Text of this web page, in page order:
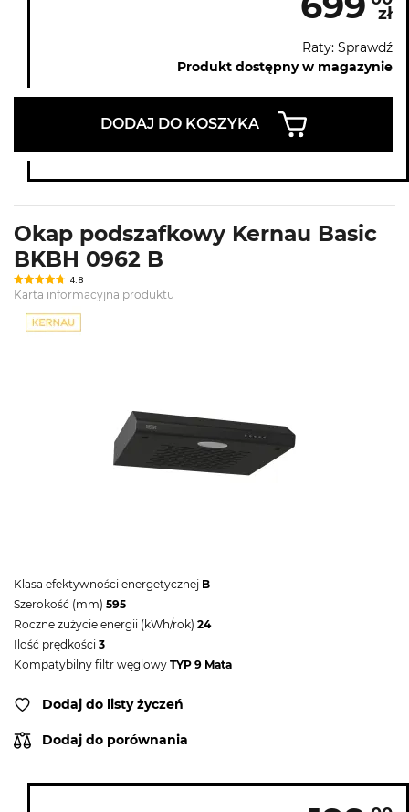
zł
Raty: Sprawdź
Produkt dostępny w magazynie
DODAJ DO KOSZYKA
Okap podszafkowy Kernau Basic
BKBH 0962 B
4.8
Karta informacyjna produktu
Klasa efektywności energetycznej B
Szerokość (mm) 595
Roczne zużycie energii (kWh/rok) 24
Ilość prędkości 3
Kompatybilny filtr węglowy TYP 9 Mata
Dodaj do listy życzeń
Dodaj do porównania